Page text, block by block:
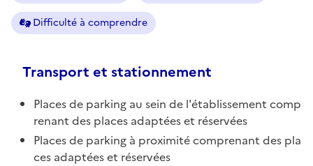
Difficulté à comprendre
Transport et stationnement
Places de parking au sein de l'établissement comp
renant des places adaptées et réservées
Places de parking à proximité comprenant des pla
ces adaptées et réservées